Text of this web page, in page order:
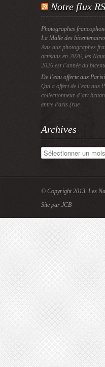
Notre flux
Photographes
La Malle des
Avis aux photographes
artisans en 2026, les
2026 est l’année du
De l’eau offerte aux
Qui a offert de l’eau aux
collectionneur d’art
entre Paris (rue
Archives
Archives
© Copyright 2013. Les
Site par JCB